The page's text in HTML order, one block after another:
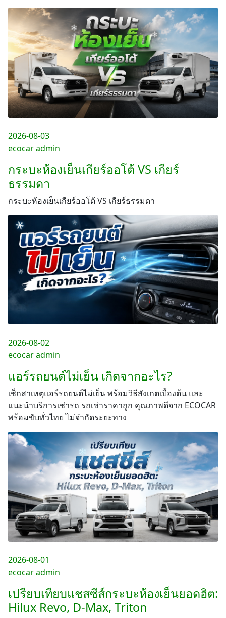
2026-08-03
ecocar admin
กระบะห้องเย็นเกียร์ออโต้ VS เกียร์
ธรรมดา
กระบะห้องเย็นเกียร์ออโต้ VS เกียร์ธรรมดา
2026-08-02
ecocar admin
แอร์รถยนต์ไม่เย็น เกิดจากอะไร?
เช็กสาเหตุแอร์รถยนต์ไม่เย็น พร้อมวิธีสังเกตเบื้องต้น และ
แนะนำบริการเช่ารถ รถเช่าราคาถูก คุณภาพดีจาก ECOCAR
พร้อมขับทั่วไทย ไม่จำกัดระยะทาง
2026-08-01
ecocar admin
เปรียบเทียบแชสซีส์กระบะห้องเย็นยอดฮิต:
Hilux Revo, D-Max, Triton